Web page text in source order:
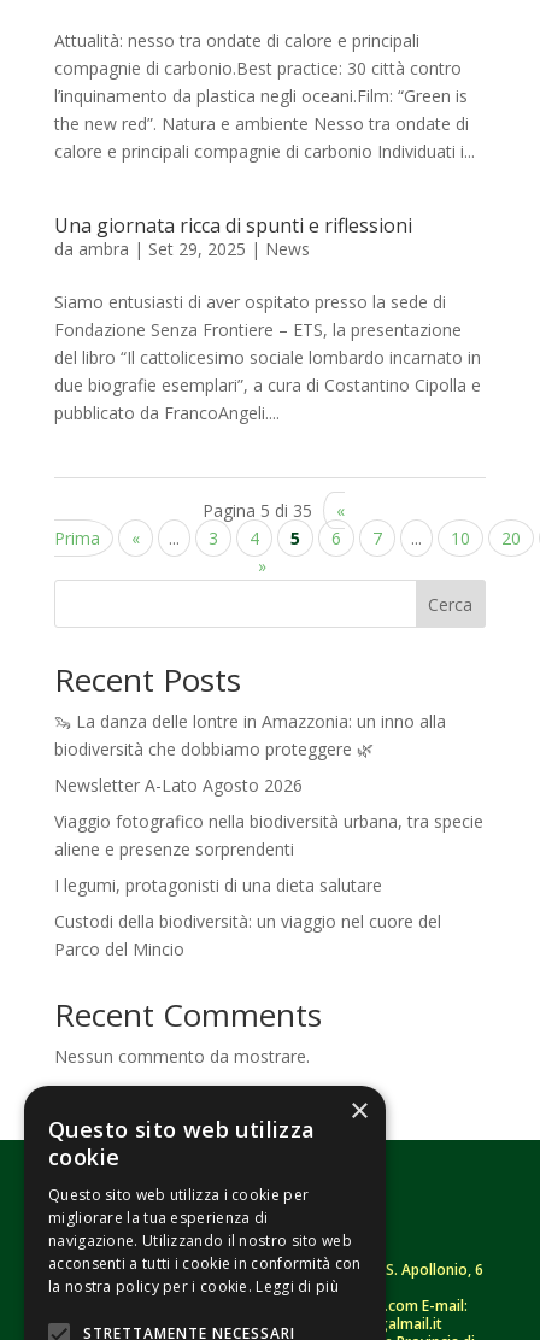
Attualità: nesso tra ondate di calore e principali
compagnie di carbonio.Best practice: 30 città contro
l’inquinamento da plastica negli oceani.Film: “Green is
the new red”. Natura e ambiente Nesso tra ondate di
calore e principali compagnie di carbonio Individuati i...
Una giornata ricca di spunti e riflessioni
da ambra | Set 29, 2025 | News
Siamo entusiasti di aver ospitato presso la sede di
Fondazione Senza Frontiere – ETS, la presentazione
del libro “Il cattolicesimo sociale lombardo incarnato in
due biografie esemplari”, a cura di Costantino Cipolla e
pubblicato da FrancoAngeli....
Pagina 5 di 35
«
Prima
« ... 3 4 5 6 7 ... 10
20
»
Cerca
Recent Posts
🦦 La danza delle lontre in Amazzonia: un inno alla
biodiversità che dobbiamo proteggere 🌿
Newsletter A-Lato Agosto 2026
Viaggio fotografico nella biodiversità urbana, tra specie
aliene e presenze sorprendenti
I legumi, protagonisti di una dieta salutare
Custodi della biodiversità: un viaggio nel cuore del
Parco del Mincio
Recent Comments
Nessun commento da mostrare.
Fondazione Senza Frontiere – ETS |Strada S. Apollonio, 6
– 46042 Castel Goffredo (MN)
– Sito: www.senzafrontiere.com E-mail:
tenuapol@gmail.com– Pec:tenuapol@legalmail.it
×
Questo sito web utilizza
cookie
Questo sito web utilizza i cookie per
migliorare la tua esperienza di
navigazione. Utilizzando il nostro sito web
acconsenti a tutti i cookie in conformità con
la nostra policy per i cookie. Leggi di più
STRETTAMENTE NECESSARI